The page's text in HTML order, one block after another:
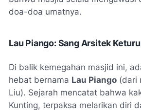
doa-doa umatnya.
Lau Piango: Sang Arsitek
Di balik kemegahan masjid ini,
hebat bernama Lau Piango (dari
Liu). Sejarah mencatat bahwa
Kunting, terpaksa melarikan diri